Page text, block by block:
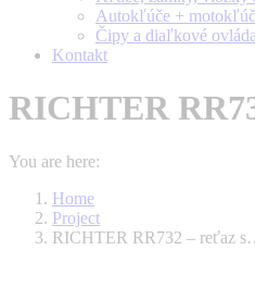
Autokľúče +
Čipy a diaľkové
Kontakt
RICHTER
You are here:
Home
Project
RICHTER RR732 – reťaz